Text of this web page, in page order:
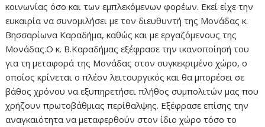
κοινωνίας όσο και των εμπλεκόμενων φορέων. Εκεί είχε την
ευκαιρία να συνομιλήσει με τον διευθυντή της Μονάδας κ.
Βησσαρίωνα Καραδήμα, καθώς και με εργαζόμενους της
Μονάδας.Ο κ. Β.Καραδήμας εξέφρασε την ικανοποίησή του
για τη μεταφορά της Μονάδας στον συγκεκριμένο χώρο, ο
οποίος κρίνεται ο πλέον λειτουργικός και θα μπορέσει σε
βάθος χρόνου να εξυπηρετήσει πλήθος συμπολιτών μας που
χρήζουν πρωτοβάθμιας περίθαλψης. Εξέφρασε επίσης την
αναγκαιότητα να μεταφερθούν στον ίδιο χώρο τόσο το